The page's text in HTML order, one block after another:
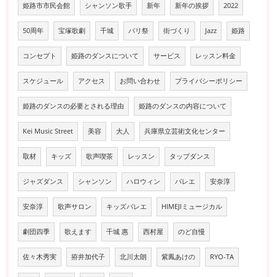
姫路市市民会館 シャンソン歌手 新年 新年の挨拶 2022
50周年 宝塚歌劇 千城 パリ祭 街づくり Jazz 姫路
コンセプト 姫路のダンスについて サービス レッスン料金
スケジュール アクセス お問い合わせ プライバシーポリシー
姫路のダンスの必要とされる理由 姫路のダンスの内容について
Kei Music Street 美容 大人 兵庫県立芸術文化センター
取材 キッズ 歌声喫茶 レッスン タップダンス
ジャズダンス シャンソン ハロウィン バレエ 安奈淳
安奈淳 歌声サロン キッズバレエ HIMEJIミュージカル
劇団四季 歌えます 千城 惠 西村屋 のど自慢
佐々木秀実 拵井加代子 北川太朗 紫鳳あけの RYO-TA